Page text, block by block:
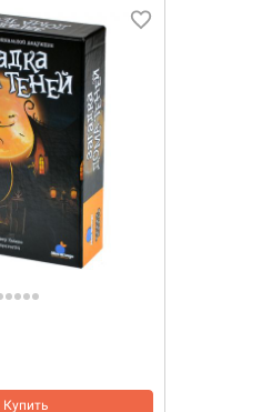
Купить